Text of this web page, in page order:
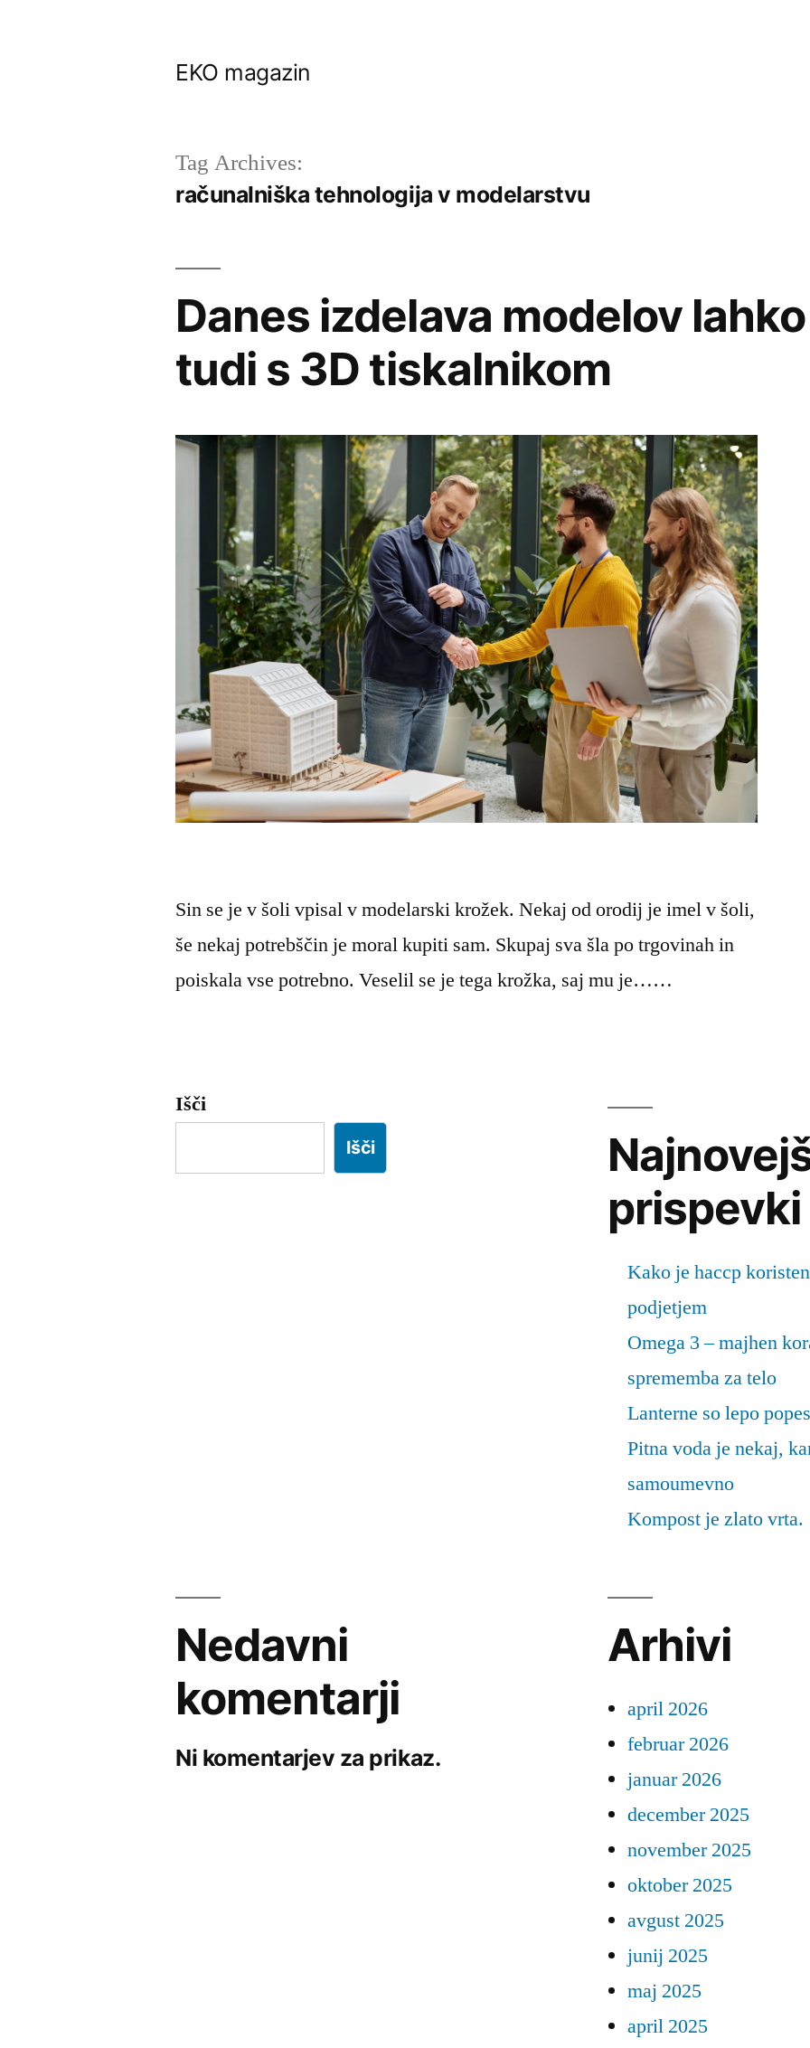
EKO magazin
Tag Archives:
računalniška tehnologija v modelarstvu
Danes izdelava modelov
tudi s 3D tiskalnikom
Sin se je v šoli vpisal v modelarski krožek. Nekaj od orodij je imel v šoli,
še nekaj potrebščin je moral kupiti sam. Skupaj sva šla po trgovinah in
poiskala vse potrebno. Veselil se je tega krožka, saj mu je……
Išči
Išči
prispevki
Kako je haccp
podjetjem
Omega 3 – majhen
sprememba za telo
Lanterne so lepo
Pitna voda je nekaj,
samoumevno
Kompost je zlato vrta.
Nedavni
komentarji
Ni komentarjev za prikaz.
Arhivi
april 2026
februar 2026
januar 2026
december 2025
november 2025
oktober 2025
avgust 2025
junij 2025
maj 2025
april 2025